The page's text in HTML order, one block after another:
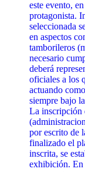
este evento,
protagonista.
seleccionada
en aspectos
tamborileros
necesario
deberá
oficiales a los
actuando
siempre bajo
La inscripción
por escrito de
finalizado el
inscrita, se
exhibición.